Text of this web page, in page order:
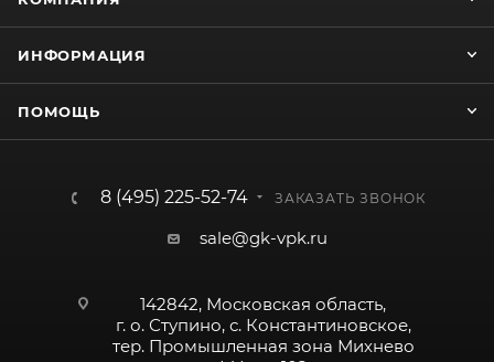
ИНФОРМАЦИЯ
ПОМОЩЬ
8 (495) 225-52-74 ЗАКАЗАТЬ ЗВОНОК
sale@gk-vpk.ru
142842, Московская область,
г. о. Ступино, с. Константиновское,
тер. Промышленная зона Михнево